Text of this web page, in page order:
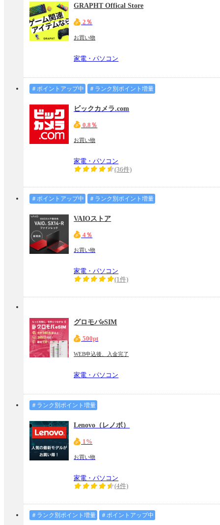
GRAPHT Offical Store
2％
お買い物
家電・パソコン
＃ポイントアップ中 ＃ランク別ポイント増量
ビックカメラ.com
0.8％
お買い物
家電・パソコン
(36件)
＃ポイントアップ中 ＃ランク別ポイント増量
VAIOストア
4％
お買い物
家電・パソコン
(1件)
グロモバeSIM
500pt
WEB申込後、入金完了
家電・パソコン
＃ランク別ポイント増量
Lenovo（レノボ）
1%
お買い物
家電・パソコン
(4件)
＃ランク別ポイント増量 ＃ポイントアップ中